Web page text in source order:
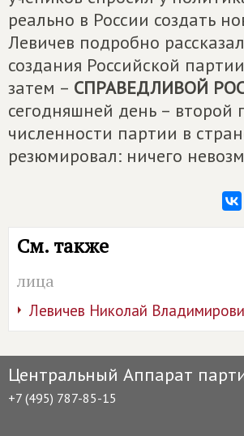
реально в России создать
Левичев подробно
создания Российской
затем – СПРАВЕДЛИВОЙ
сегодняшней день – второй
численности партии в
резюмировал: ничего
См. также
лица
Левичев Николай
Центральный Аппарат
+7 (495) 787-85-15